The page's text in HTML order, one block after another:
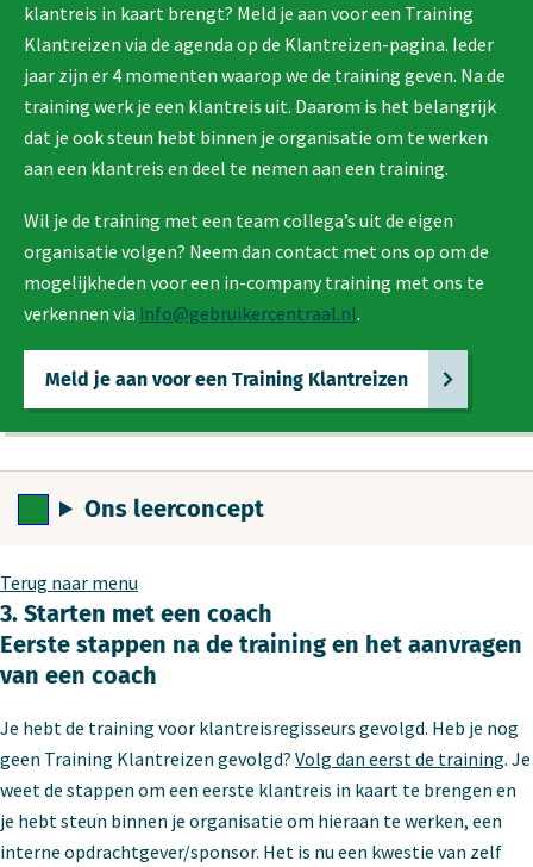
klantreis in kaart brengt? Meld je aan voor een Training
Klantreizen via de agenda op de Klantreizen-pagina. Ieder
jaar zijn er 4 momenten waarop we de training geven. Na de
training werk je een klantreis uit. Daarom is het belangrijk
dat je ook steun hebt binnen je organisatie om te werken
aan een klantreis en deel te nemen aan een training.
Wil je de training met een team collega’s uit de eigen
organisatie volgen? Neem dan contact met ons op om de
mogelijkheden voor een in-company training met ons te
verkennen via info@gebruikercentraal.nl.
Meld je aan voor een Training Klantreizen
Ons leerconcept
Terug naar menu
3. Starten met een coach
Eerste stappen na de training en het aanvragen
van een coach
Je hebt de training voor klantreisregisseurs gevolgd. Heb je nog
geen Training Klantreizen gevolgd? Volg dan eerst de training. Je
weet de stappen om een eerste klantreis in kaart te brengen en
je hebt steun binnen je organisatie om hieraan te werken, een
interne opdrachtgever/sponsor. Het is nu een kwestie van zelf